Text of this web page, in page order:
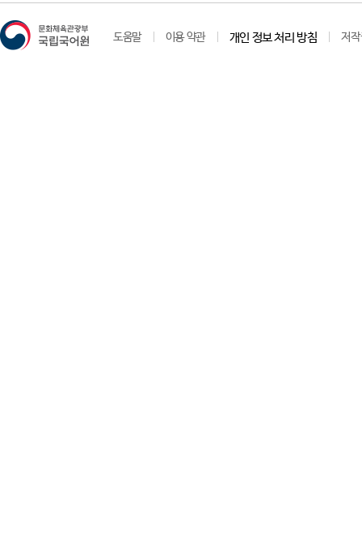
도움말 이용 약관 개인 정보 처리 방침 저